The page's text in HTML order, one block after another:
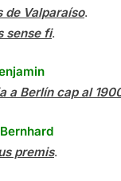
de Valparaíso.
sense fi.
a Berlín cap al
premis.